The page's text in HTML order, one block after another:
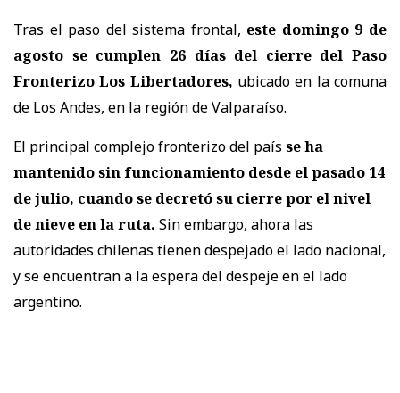
Tras el paso del sistema frontal, este domingo 9 de
agosto se cumplen 26 días del cierre del Paso
Fronterizo Los Libertadores, ubicado en la comuna
de Los Andes, en la región de Valparaíso.
El principal complejo fronterizo del país se ha
mantenido sin funcionamiento desde el pasado 14
de julio, cuando se decretó su cierre por el nivel
de nieve en la ruta. Sin embargo, ahora las
autoridades chilenas tienen despejado el lado nacional,
y se encuentran a la espera del despeje en el lado
argentino.